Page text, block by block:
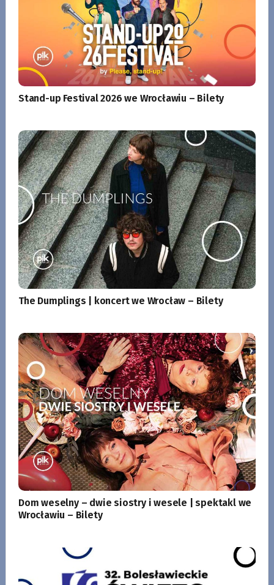
Stand-up Festival 2026 we Wrocławiu – Bilety
The Dumplings | koncert we Wrocław – Bilety
Dom weselny – dwie siostry i wesele | spektakl we
Wrocławiu – Bilety